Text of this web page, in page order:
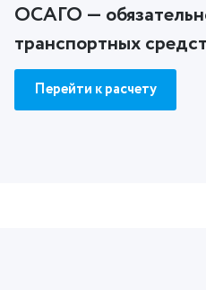
ОСАГО —
транспортных
Перейти к расчету